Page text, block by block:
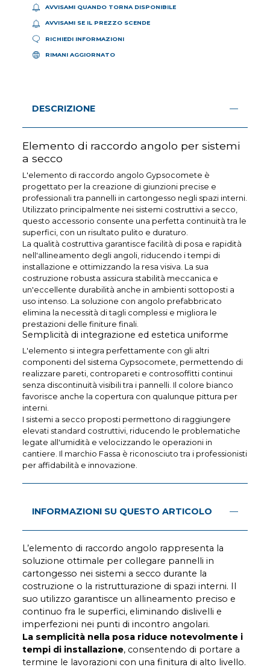
AVVISAMI QUANDO TORNA DISPONIBILE
AVVISAMI SE IL PREZZO SCENDE
RICHIEDI INFORMAZIONI
RIMANI AGGIORNATO
DESCRIZIONE
Elemento di raccordo angolo per sistemi
a secco
L'elemento di raccordo angolo Gypsocomete è
progettato per la creazione di giunzioni precise e
professionali tra pannelli in cartongesso negli spazi interni.
Utilizzato principalmente nei sistemi costruttivi a secco,
questo accessorio consente una perfetta continuità tra le
superfici, con un risultato pulito e duraturo.
La qualità costruttiva garantisce facilità di posa e rapidità
nell'allineamento degli angoli, riducendo i tempi di
installazione e ottimizzando la resa visiva. La sua
costruzione robusta assicura stabilità meccanica e
un'eccellente durabilità anche in ambienti sottoposti a
uso intenso. La soluzione con angolo prefabbricato
elimina la necessità di tagli complessi e migliora le
prestazioni delle finiture finali.
Semplicità di integrazione ed estetica uniforme
L'elemento si integra perfettamente con gli altri
componenti del sistema Gypsocomete, permettendo di
realizzare pareti, contropareti e controsoffitti continui
senza discontinuità visibili tra i pannelli. Il colore bianco
favorisce anche la copertura con qualunque pittura per
interni.
I sistemi a secco proposti permettono di raggiungere
elevati standard costruttivi, riducendo le problematiche
legate all'umidità e velocizzando le operazioni in
cantiere. Il marchio Fassa è riconosciuto tra i professionisti
per affidabilità e innovazione.
INFORMAZIONI SU QUESTO ARTICOLO
L’elemento di raccordo angolo rappresenta la
soluzione ottimale per collegare pannelli in
cartongesso nei sistemi a secco durante la
costruzione o la ristrutturazione di spazi interni. Il
suo utilizzo garantisce un allineamento preciso e
continuo fra le superfici, eliminando dislivelli e
imperfezioni nei punti di incontro angolari.
La semplicità nella posa riduce notevolmente i
tempi di installazione, consentendo di portare a
termine le lavorazioni con una finitura di alto livello.